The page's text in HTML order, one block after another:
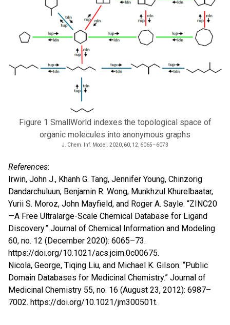
Figure 1 SmallWorld indexes the topological space of
organic molecules into anonymous graphs
J. Chem. Inf. Model. 2020, 60, 12, 6065–6073
References:
Irwin, John J., Khanh G. Tang, Jennifer Young, Chinzorig
Dandarchuluun, Benjamin R. Wong, Munkhzul Khurelbaatar,
Yurii S. Moroz, John Mayfield, and Roger A. Sayle. “ZINC20
—A Free Ultralarge-Scale Chemical Database for Ligand
Discovery.” Journal of Chemical Information and Modeling
60, no. 12 (December 2020): 6065–73.
https://doi.org/10.1021/acs.jcim.0c00675.
Nicola, George, Tiqing Liu, and Michael K. Gilson. “Public
Domain Databases for Medicinal Chemistry.” Journal of
Medicinal Chemistry 55, no. 16 (August 23, 2012): 6987–
7002. https://doi.org/10.1021/jm300501t.